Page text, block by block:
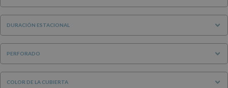
DURACIÓN ESTACIONAL
PERFORADO
COLOR DE LA CUBIERTA